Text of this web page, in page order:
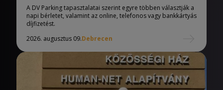
A DV Parking tapasztalatai szerint egyre többen választják a
napi bérletet, valamint az online, telefonos vagy bankkártyás
díjfizetést.
2026. augusztus 09.Debrecen